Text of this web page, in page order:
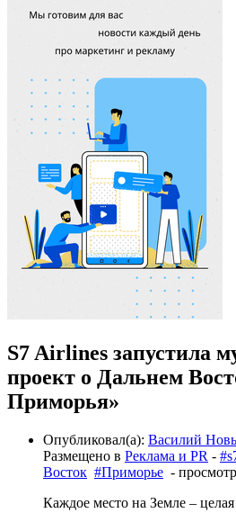
S7 Airlines запустила
проект о Дальнем
Приморья»
Опубликовал(а): Василий
Размещено в Реклама и PR -
Восток #Приморье -
Каждое место на Земле –